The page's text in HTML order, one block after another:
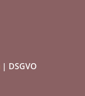
| DSGVO